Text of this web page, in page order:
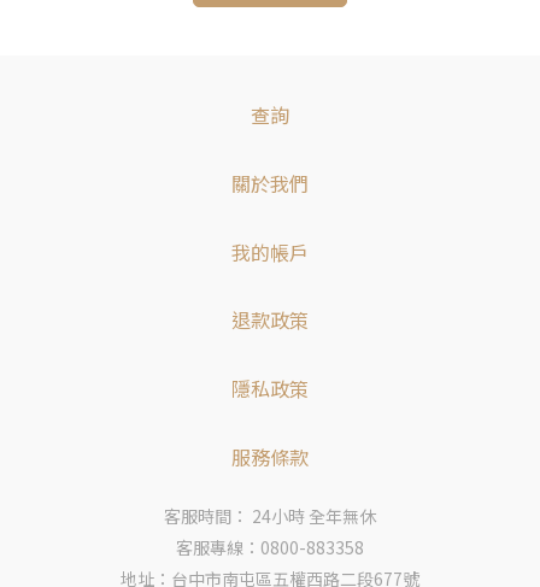
查詢
關於我們
我的帳戶
退款政策
隱私政策
服務條款
客服時間： 24小時 全年無休
客服專線：0800-883358
地址：台中市南屯區五權西路二段677號